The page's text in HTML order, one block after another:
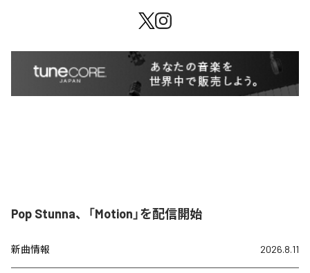
Pop Stunna、「Motion」を配信開始
新曲情報 2026.8.11